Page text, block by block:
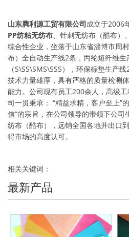
山东腾利源工贸有限公司成立于2006
PP纺粘无纺布、针刺无纺布（酷布）
综合性企业，坐落于山东省淄博市周
布）全自动生产线2条，丙纶短纤维
（S\SS\SMS\SSS），环保棕垫生产
技术力量雄厚，具有严格的质量检测
能力。公司现有员工200余人，高级
司一贯秉承： “精益求精，客户至上”
信”的宗旨，在公司领导的带领下公司
纺布（酷布），远销全国各地并出口
得市场的高度认可。
相关关键词：
最新产品